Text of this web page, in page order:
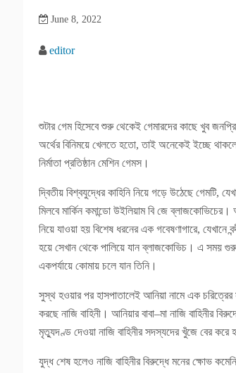
June 8, 2022
editor
শুটার গেম হিসেবে শুরু থেকেই গেমারদের কাছে খুব
অর্থের বিনিময়ে খেলতে হতো, তাই অনেকেই ইচ্ছে
নির্মাতা প্রতিষ্ঠান মেশিন গেমস।
দ্বিতীয় বিশ্বযুদ্ধের কাহিনি নিয়ে গড়ে উঠেছে গেমটি,
মিলবে মার্কিন কমান্ডো উইলিয়াম বি জে
নিয়ে যাওয়া হয় বিশেষ ধরনের এক গবেষণাগারে, যেখানে
হয়ে সেখান থেকে পালিয়ে যান ব্লাজকোভিচ। এ সময়
একপর্যায়ে কোমায় চলে যান তিনি।
সুস্থ হওয়ার পর হাসপাতালেই আনিয়া নামে এক চরিত্রের
করছে নাজি বাহিনী। আনিয়ার বাবা–মা নাজি বাহিনীর
মৃত্যুদণ্ড দেওয়া নাজি বাহিনীর সদস্যদের খুঁজে বের করে
যুদ্ধ শেষ হলেও নাজি বাহিনীর বিরুদ্ধে মনের ক্ষোভ